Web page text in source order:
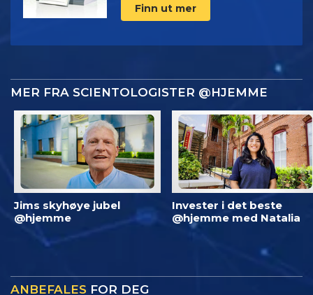
Finn ut mer
MER FRA SCIENTOLOGISTER @HJEMME
Jims skyhøye jubel
@hjemme
Invester i det beste
@hjemme med Natalia
ANBEFALES FOR DEG